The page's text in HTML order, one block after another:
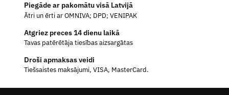
Piegāde ar pakomātu visā Latvijā
Ātri un ērti ar OMNIVA; DPD; VENIPAK
Atgriez preces 14 dienu laikā
Tavas patērētāja tiesības aizsargātas
Droši apmaksas veidi
Tiešsaistes maksājumi, VISA, MasterCard.